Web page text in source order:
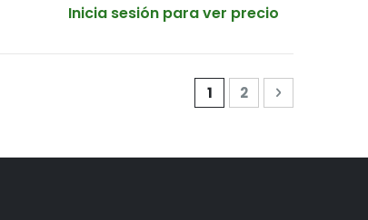
Inicia sesión para ver precio
Página
Actualmente estás
1 Página
2 Página
Siguiente